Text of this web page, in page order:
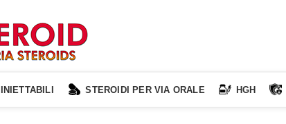
INIETTABILI STEROIDI PER VIA ORALE HGH